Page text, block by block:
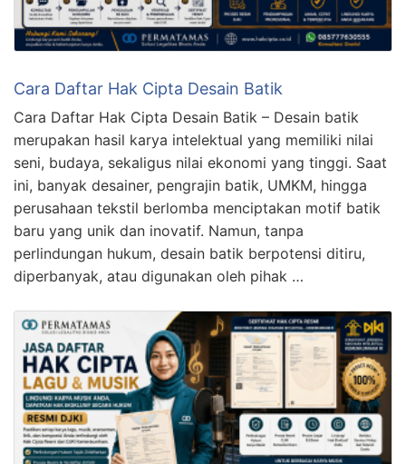
Cara Daftar Hak Cipta Desain Batik
Cara Daftar Hak Cipta Desain Batik – Desain batik
merupakan hasil karya intelektual yang memiliki nilai
seni, budaya, sekaligus nilai ekonomi yang tinggi. Saat
ini, banyak desainer, pengrajin batik, UMKM, hingga
perusahaan tekstil berlomba menciptakan motif batik
baru yang unik dan inovatif. Namun, tanpa
perlindungan hukum, desain batik berpotensi ditiru,
diperbanyak, atau digunakan oleh pihak …